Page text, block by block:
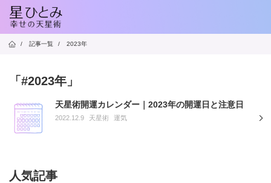
/ 記事一覧 / 2023年
「#2023年」
天星術開運カレンダー｜2023年の開運日と注意日
2022.12.9 天星術 運気
人気記事